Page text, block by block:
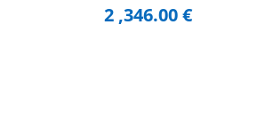
2 ,346.00€